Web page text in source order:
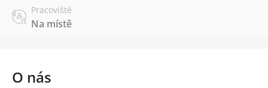
Pracoviště
Na místě
O nás